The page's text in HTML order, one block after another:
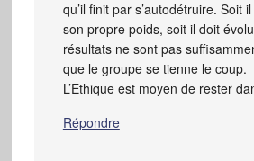
qu’il finit par s’autodétruire. Soit
son propre poids, soit il doit
résultats ne sont pas
que le groupe se tienne le coup.
L’Ethique est moyen de rester
Répondre